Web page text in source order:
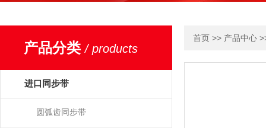
产品分类/ products
进口同步带
圆弧齿同步带
首页 >> 产品中心